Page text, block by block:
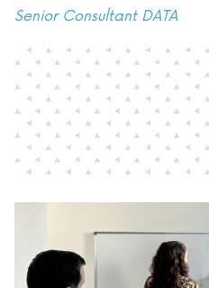
Senior Consultant DATA